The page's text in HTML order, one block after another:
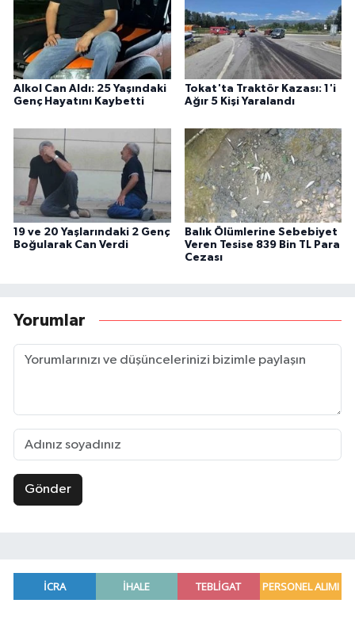
Alkol Can Aldı: 25 Yaşındaki
Genç Hayatını Kaybetti
Tokat'ta Traktör Kazası: 1'i
Ağır 5 Kişi Yaralandı
19 ve 20 Yaşlarındaki 2 Genç
Boğularak Can Verdi
Balık Ölümlerine Sebebiyet
Veren Tesise 839 Bin TL Para
Cezası
Yorumlar
Gönder